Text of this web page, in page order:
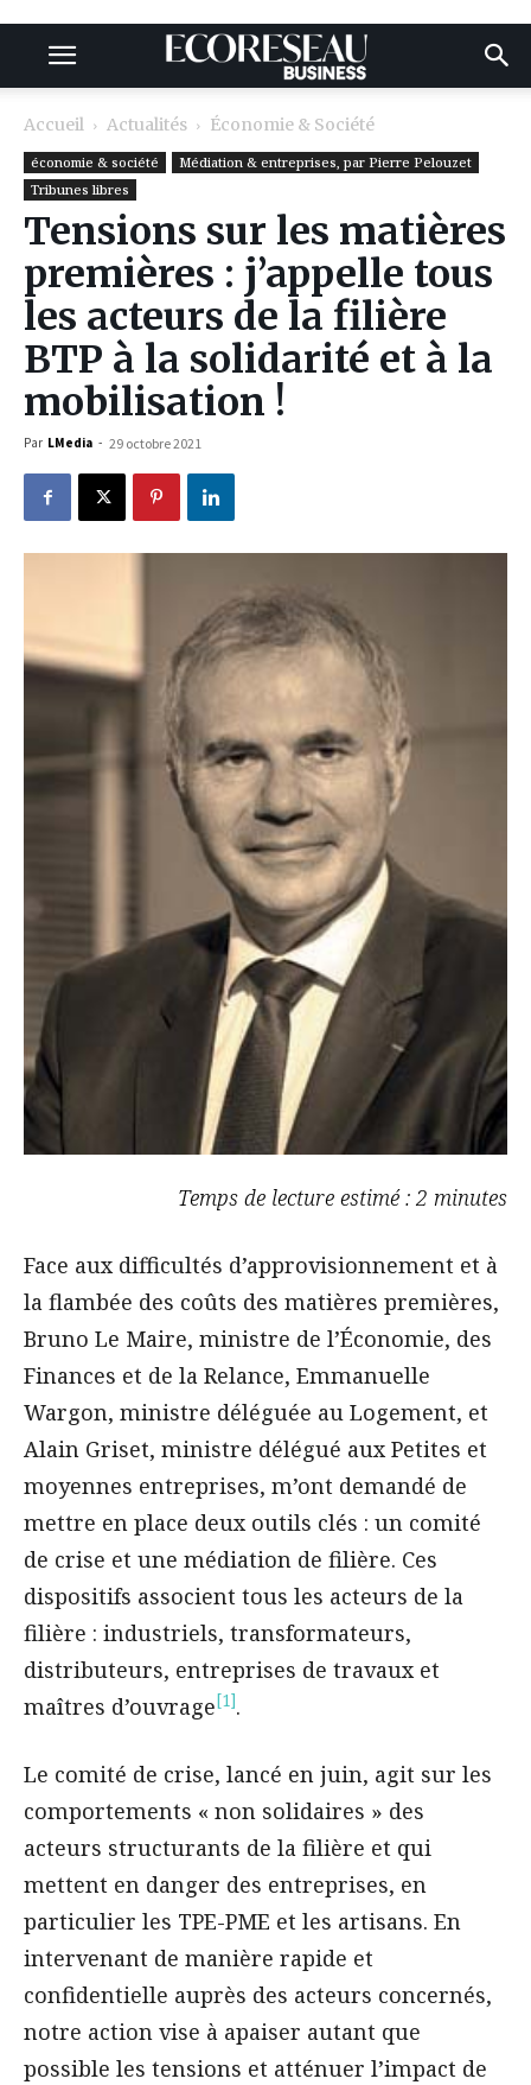
Accueil Actualités Économie & Société
économie & société
Médiation & entreprises, par Pierre Pelouzet
Tribunes libres
Tensions sur les matières
premières : j’appelle tous
les acteurs de la filière
BTP à la solidarité et à la
mobilisation !
Par LMedia - 29 octobre 2021
Temps de lecture estimé : 2 minutes
Face aux difficultés d’approvisionnement et à
la flambée des coûts des matières premières,
Bruno Le Maire, ministre de l’Économie, des
Finances et de la Relance, Emmanuelle
Wargon, ministre déléguée au Logement, et
Alain Griset, ministre délégué aux Petites et
moyennes entreprises, m’ont demandé de
mettre en place deux outils clés : un comité
de crise et une médiation de filière. Ces
dispositifs associent tous les acteurs de la
filière : industriels, transformateurs,
distributeurs, entreprises de travaux et
maîtres d’ouvrage [1].
Le comité de crise, lancé en juin, agit sur les
comportements « non solidaires » des
acteurs structurants de la filière et qui
mettent en danger des entreprises, en
particulier les TPE-PME et les artisans. En
intervenant de manière rapide et
confidentielle auprès des acteurs concernés,
notre action vise à apaiser autant que
possible les tensions et atténuer l’impact de